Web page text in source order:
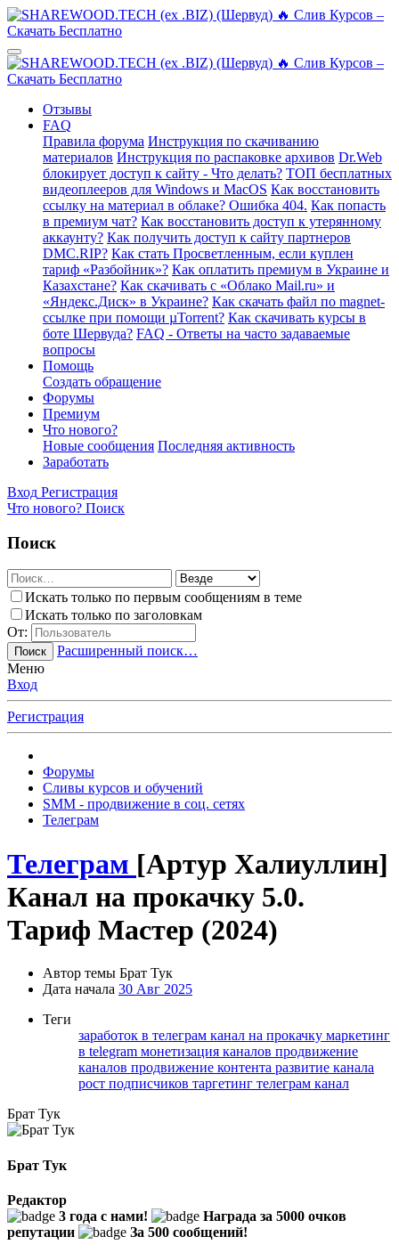
Отзывы
FAQ
Правила форума Инструкция по скачиванию
материалов Инструкция по распаковке архивов Dr.Web
блокирует доступ к сайту - Что делать? ТОП бесплатных
видеоплееров для Windows и MacOS Как восстановить
ссылку на материал в облаке? Ошибка 404. Как попасть
в премиум чат? Как восстановить доступ к утерянному
аккаунту? Как получить доступ к сайту партнеров
DMC.RIP? Как стать Просветленным, если куплен
тариф «Разбойник»? Как оплатить премиум в Украине и
Казахстане? Как скачивать с «Облако Mail.ru» и
«Яндекс.Диск» в Украине? Как скачать файл по magnet-
ссылке при помощи µTorrent? Как скачивать курсы в
боте Шервуда? FAQ - Ответы на часто задаваемые
вопросы
Помощь
Создать обращение
Форумы
Премиум
Что нового?
Новые сообщения Последняя активность
Заработать
Вход Регистрация
Что нового? Поиск
Поиск
Искать только по первым сообщениям в теме
Искать только по заголовкам
От:
Поиск
Расширенный поиск…
Меню
Вход
Регистрация
Форумы
Сливы курсов и обучений
SMM - продвижение в соц. сетях
Телеграм
Телеграм [Артур Халиуллин]
Канал на прокачку 5.0.
Тариф Мастер (2024)
Автор темы Брат Тук
Дата начала 30 Авг 2025
Теги
заработок в телеграм канал на прокачку маркетинг
в telegram монетизация каналов продвижение
каналов продвижение контента развитие канала
рост подписчиков таргетинг телеграм канал
Брат Тук
Брат Тук
Редактор
3 года с нами!
Награда за 5000 очков
репутации
За 500 сообщений!